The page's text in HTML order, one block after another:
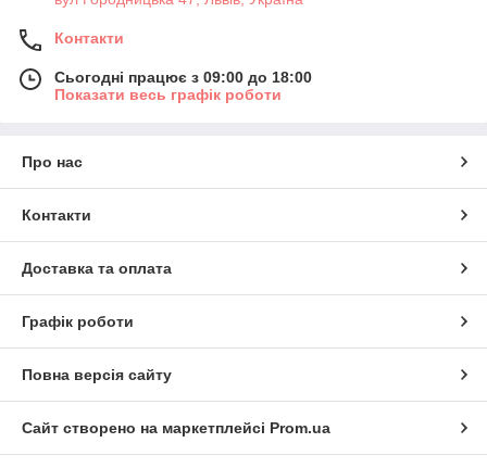
Контакти
Сьогодні працює з 09:00 до 18:00
Показати весь графік роботи
Про нас
Контакти
Доставка та оплата
Графік роботи
Повна версія сайту
Сайт створено на маркетплейсі Prom.ua